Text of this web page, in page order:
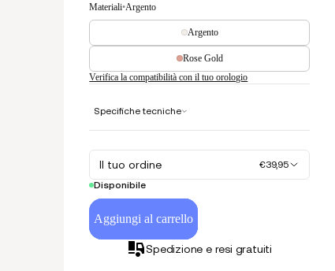
Materiali•Argento
Argento
Rose Gold
Verifica la compatibilità con il tuo orologio
Specifiche tecniche
Il tuo ordine
€39,95
Disponibile
Aggiungi al carrello
Spedizione e resi gratuiti